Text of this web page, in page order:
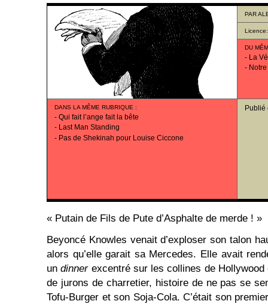
PAR
DU
- La
-
DANS LA MÊME RUBRIQUE :
- Qui fait l’ange fait la bête
- Last Man Standing
- Pas de Shekinah pour Louise Ciccone
« Putain de Fils de Pute d’Asphalte de merde ! »
Beyoncé Knowles venait d’exploser son talon
alors qu’elle garait sa Mercedes. Elle avait
undinnerexcentré sur les collines de Hollywood
de jurons de charretier, histoire de ne pas se
Tofu-Burger et son Soja-Cola. C’était son